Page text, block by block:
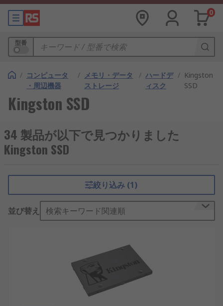
0
型番
/ コンピュータ
・周辺機器
/ メモリ・データ
ストレージ
/ ハードデ
ィスク
/ Kingston
SSD
Kingston SSD
34 製品が以下で見つかりました
Kingston SSD
絞り込み (1)
並び替え 検索キーワード関連順